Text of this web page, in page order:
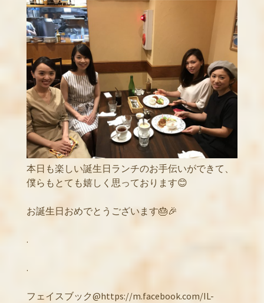
本日も楽しい誕生日ランチのお手伝いができて、
僕らもとても嬉しく思っております😊
お誕生日おめでとうございます🎂🎉
.
.
フェイスブック@https://m.facebook.com/IL-